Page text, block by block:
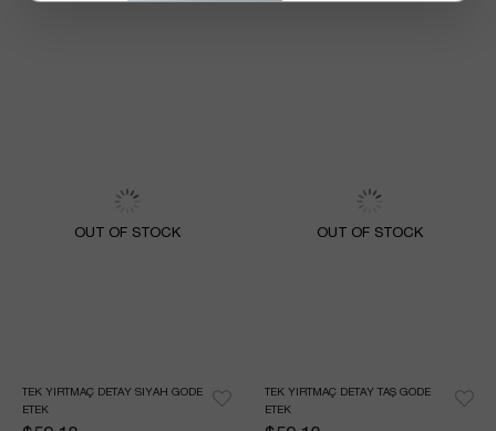
OUT OF STOCK
TEK YIRTMAÇ DETAY SIYAH GODE
ETEK
OUT OF STOCK
TEK YIRTMAÇ DETAY TAŞ GODE
ETEK